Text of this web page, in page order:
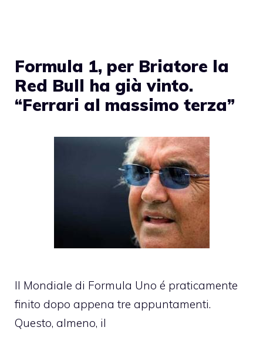
Formula 1, per Briatore la
Red Bull ha già vinto.
“Ferrari al massimo terza”
Il Mondiale di Formula Uno é praticamente
finito dopo appena tre appuntamenti.
Questo, almeno, il